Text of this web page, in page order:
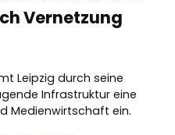
Vernetzung
Leipzig durch seine
Infrastruktur eine
Medienwirtschaft ein.